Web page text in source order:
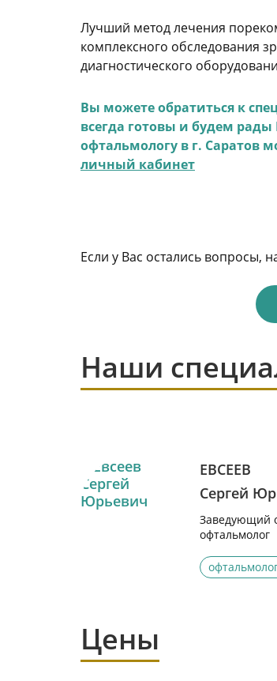
Лучший метод лечения
комплексного обследования
диагностического
Вы можете обратиться к
всегда готовы и будем
офтальмологу в г. Саратов
личный кабинет
Если у Вас остались вопросы,
Наши
ЕВСЕЕВ
Сергей
Заведующий
офтальмолог
Цены